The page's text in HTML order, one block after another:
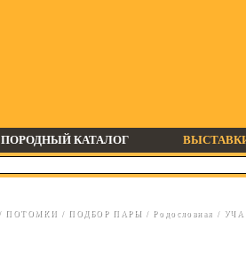
КАТАЛОГ
/ ПОТОМКИ / ПОДБОР ПАРЫ / Родословная /